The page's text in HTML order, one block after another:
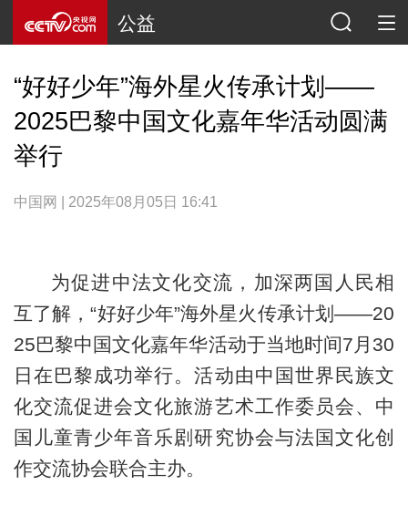
公益
“好好少年”海外星火传承计划——
2025巴黎中国文化嘉年华活动圆满
举行
中国网 | 2025年08月05日 16:41
为促进中法文化交流，加深两国人民相
互了解，“好好少年”海外星火传承计划——20
25巴黎中国文化嘉年华活动于当地时间7月30
日在巴黎成功举行。活动由中国世界民族文
化交流促进会文化旅游艺术工作委员会、中
国儿童青少年音乐剧研究协会与法国文化创
作交流协会联合主办。